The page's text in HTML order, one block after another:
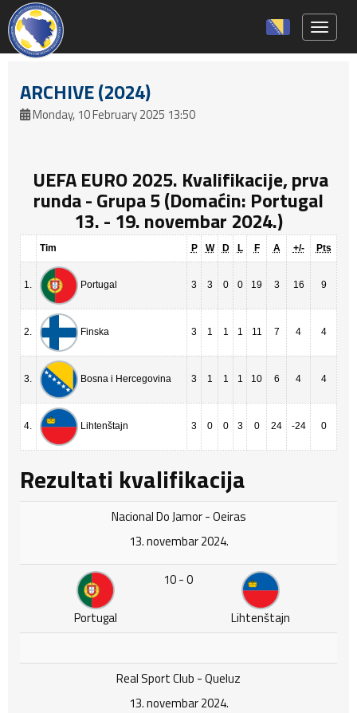
ARCHIVE (2024)
Monday, 10 February 2025 13:50
UEFA EURO 2025. Kvalifikacije, prva
runda - Grupa 5 (Domaćin: Portugal
13. - 19. novembar 2024.)
Tim P W D L F A +/- Pts
1. Portugal 3 3 0 0 19 3 16 9
2. Finska 3 1 1 1 11 7 4 4
3. Bosna i Hercegovina 3 1 1 1 10 6 4 4
4. Lihtenštajn 3 0 0 3 0 24 -24 0
Rezultati kvalifikacija
Nacional Do Jamor - Oeiras
13. novembar 2024.
Portugal
10 - 0
Lihtenštajn
Real Sport Club - Queluz
13. novembar 2024.